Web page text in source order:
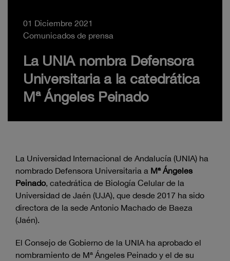
01 Diciembre 2021
Comunicados de prensa
La UNIA nombra Defensora
Universitaria a la catedrática
Mª Ángeles Peinado
La Universidad Internacional de Andalucía (UNIA) ha
nombrado Defensora Universitaria a Mª Ángeles
Peinado, catedrática de Biología Celular de la
Universidad de Jaén (UJA), que desde 2017 ha sido
directora de la sede Antonio Machado de Baeza
(Jaén).
El Consejo de Gobierno de la UNIA ha aprobado el
nombramiento de Mª Ángeles Peinado y el de su